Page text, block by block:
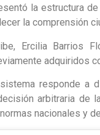
la estructura
la comprensión
Ercilia Barrios
adquiridos
responde a
arbitraria de
nacionales y